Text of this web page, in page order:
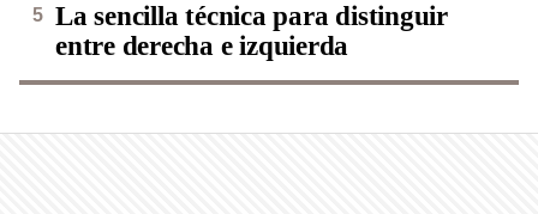
La sencilla técnica para distinguir
entre derecha e izquierda